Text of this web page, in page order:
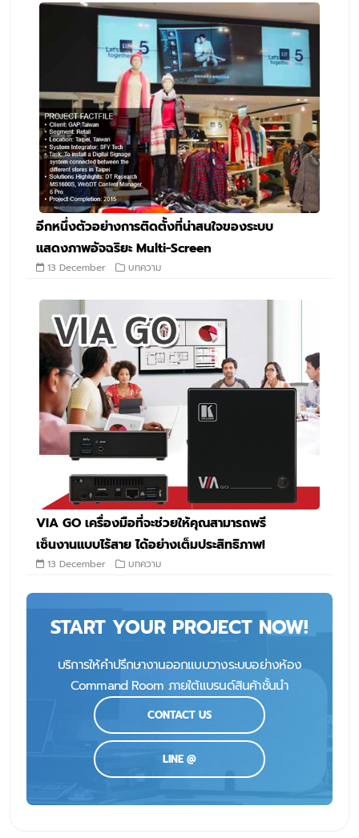
อีกหนึ่งตัวอย่างการติดตั้งที่น่าสนใจของระบบ
แสดงภาพอัจฉริยะ Multi-Screen
13 December บทความ
VIA GO เครื่องมือที่จะช่วยให้คุณสามารถพรี
เซ็นงานแบบไร้สาย ได้อย่างเต็มประสิทธิภาพ!
13 December บทความ
START YOUR PROJECT NOW!
บริการให้คำปรึกษางานออกแบบวางระบบอย่างห้อง
Command Room ภายใต้แบรนด์สินค้าชั้นนำ
CONTACT US
LINE @